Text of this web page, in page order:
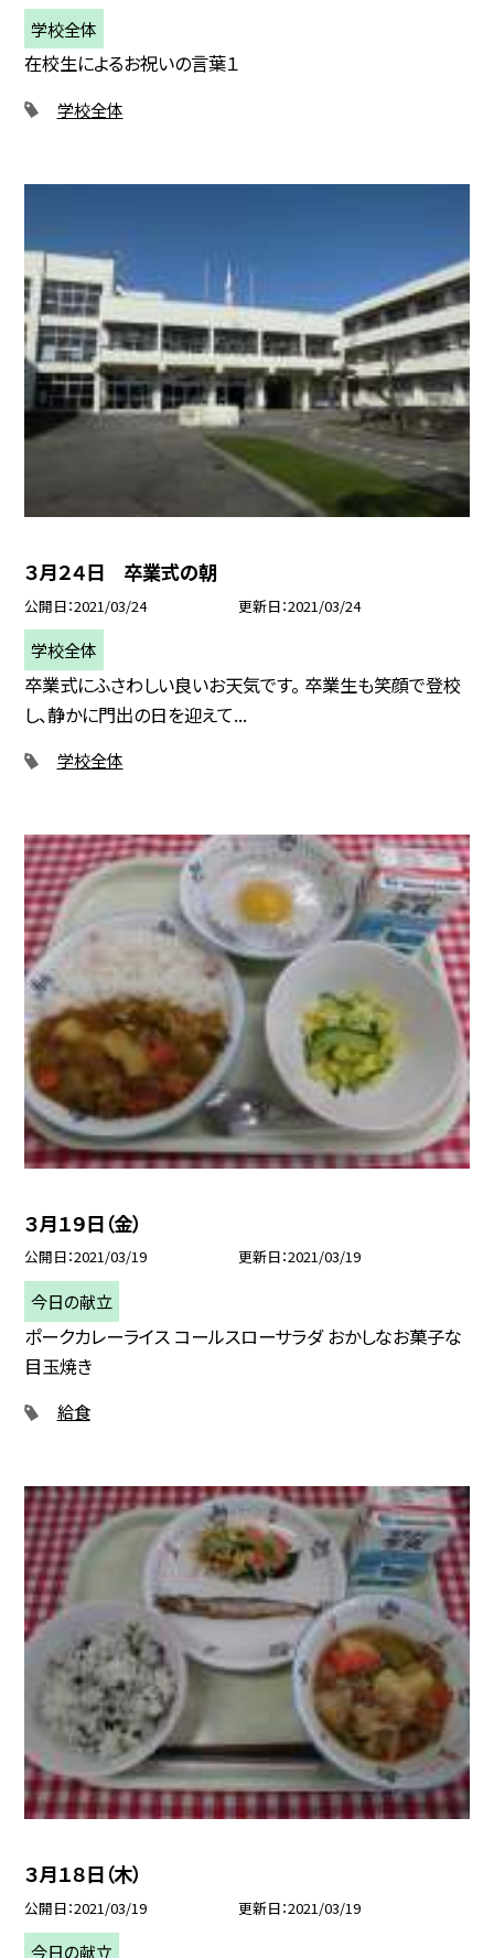
学校全体
在校生によるお祝いの言葉１
学校全体
３月２４日 卒業式の朝
公開日 2021/03/24 更新日 2021/03/24
学校全体
卒業式にふさわしい良いお天気です。 卒業生も笑顔で登校
し、静かに門出の日を迎えて...
学校全体
３月１９日（金）
公開日 2021/03/19 更新日 2021/03/19
今日の献立
ポークカレーライス コールスローサラダ おかしなお菓子な
目玉焼き
給食
３月１８日（木）
公開日 2021/03/19 更新日 2021/03/19
今日の献立